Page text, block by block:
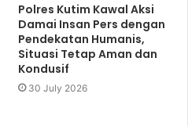
Polres Kutim Kawal Aksi
Damai Insan Pers dengan
Pendekatan Humanis,
Situasi Tetap Aman dan
Kondusif
30 July 2026